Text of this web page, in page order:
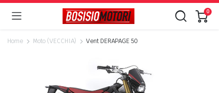
0
Home Moto (VECCHIA) Vent DERAPAGE 50